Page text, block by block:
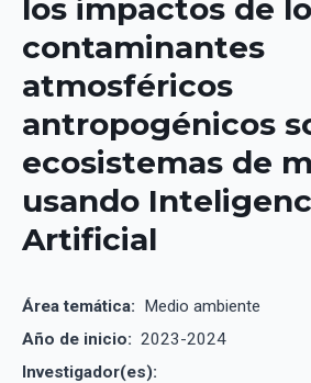
los impactos de
contaminantes
atmosféricos
antropogénicos
ecosistemas de
usando
Artificial
Área temática: Medio ambiente
Año de inicio: 2023-2024
Investigador(es):